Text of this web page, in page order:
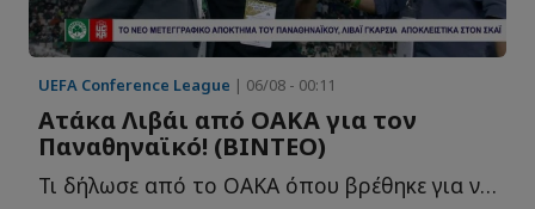
UEFA Conference League | 06/08 - 00:11
Ατάκα Λιβάι από ΟΑΚΑ για τον
Παναθηναϊκό! (ΒΙΝΤΕΟ)
Τι δήλωσε από το ΟΑΚΑ όπου βρέθηκε για να παρακολουθήσει τ...